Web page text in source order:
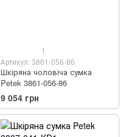
1
Артикул: 3861-056-86
Шкіряна чоловіча сумка
Petek 3861-056-86
9 054 грн